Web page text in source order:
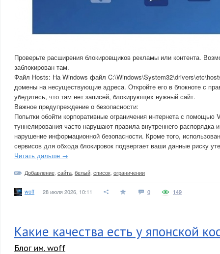
Проверьте расширения блокировщиков рекламы или контента.
заблокирован там.
Файл Hosts: На Windows файл
домены на несуществующие адреса. Откройте его в блокноте с
убедитесь, что там нет записей, блокирующих нужный сайт.
Важное предупреждение о безопасности:
Попытки обойти корпоративные ограничения интернета с помощью
туннелирования часто нарушают правила внутреннего распорядка
нарушение информационной безопасности. Кроме того,
сервисов для обхода блокировок подвергает ваши данные риску
Читать дальше →
Добавление сайта белый список ограничении
woff 28 июля 2026, 10:11 0 149
Какие качества есть у японской
Блог им. woff